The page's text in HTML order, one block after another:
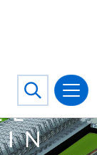
Toggle
IN